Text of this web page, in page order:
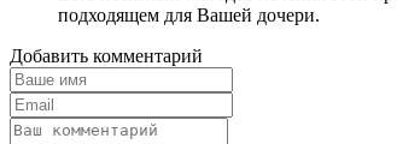
подходящем для Вашей дочери.
Добавить комментарий